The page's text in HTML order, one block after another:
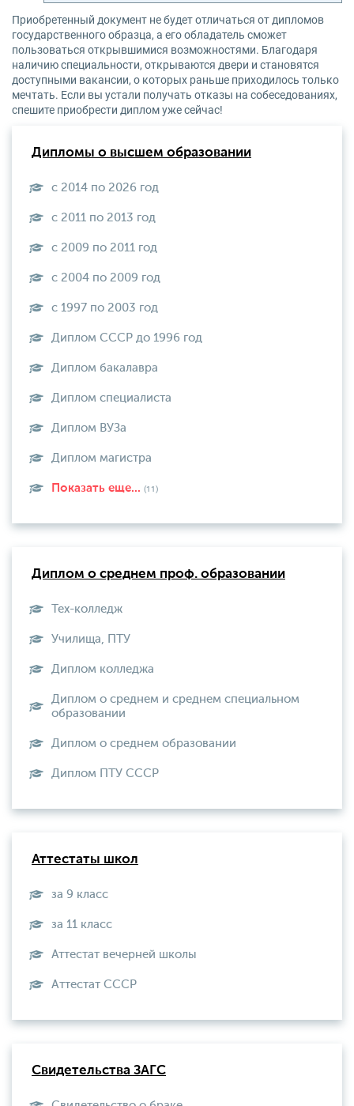
Приобретенный документ не будет отличаться от дипломов
государственного образца, а его обладатель сможет
пользоваться открывшимися возможностями. Благодаря
наличию специальности, открываются двери и становятся
доступными вакансии, о которых раньше приходилось только
мечтать. Если вы устали получать отказы на собеседованиях,
спешите приобрести диплом уже сейчас!
Дипломы о высшем образовании
с 2014 по 2026 год
с 2011 по 2013 год
с 2009 по 2011 год
с 2004 по 2009 год
с 1997 по 2003 год
Диплом СССР до 1996 год
Диплом бакалавра
Диплом специалиста
Диплом ВУЗа
Диплом магистра
Показать еще... (11)
Диплом о среднем проф. образовании
Тех-колледж
Училища, ПТУ
Диплом колледжа
Диплом о среднем и среднем специальном
образовании
Диплом о среднем образовании
Диплом ПТУ СССР
Аттестаты школ
за 9 класс
за 11 класс
Аттестат вечерней школы
Aттестат СССР
Свидетельства ЗАГС